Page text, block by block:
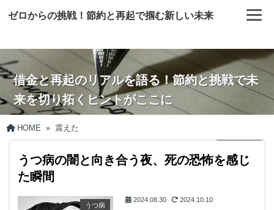
ゼロからの挑戦！節約と再起で掴む新しい未来
借金と再起のリアルを語る！節約と挑戦で未
来を切り拓くヒントがここに
HOME » 震えた
うつ病の闇と向き合う夜、死の恐怖を感じ
た瞬間
うつ病
2024.08.30 2024.10.10